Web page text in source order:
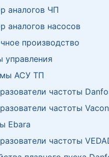
аналогов ЧП
аналогов насосов
производство
управления
АСУ ТП
частоты
частоты Vacon
Ebara
частоты